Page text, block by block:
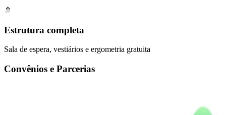
🚿
Estrutura completa
Sala de espera, vestiários e ergometria gratuita
Convênios e Parcerias